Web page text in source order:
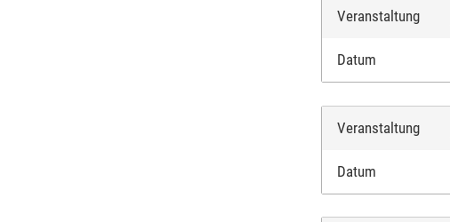
Veranstaltung
Datum
Veranstaltung
Datum